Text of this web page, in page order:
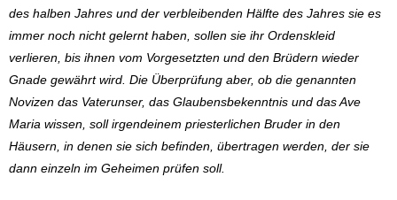
des halben Jahres und der verbleibenden Hälfte des Jahres sie es
immer noch nicht gelernt haben, sollen sie ihr Ordenskleid
verlieren, bis ihnen vom Vorgesetzten und den Brüdern wieder
Gnade gewährt wird. Die Überprüfung aber, ob die genannten
Novizen das Vaterunser, das Glaubensbekenntnis und das Ave
Maria wissen, soll irgendeinem priesterlichen Bruder in den
Häusern, in denen sie sich befinden, übertragen werden, der sie
dann einzeln im Geheimen prüfen soll.